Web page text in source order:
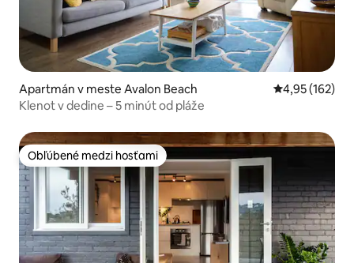
Apartmán v meste Avalon Beach Priemerné
4,95 (162)
Klenot v dedine – 5 minút od pláže
Obľúbené medzi hosťami
Obľúbené medzi hosťami